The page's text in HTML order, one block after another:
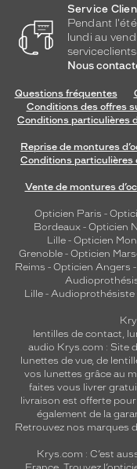
Service
Pendant
lundi au
Nous
Questions fréquentes
Conditions des offres
Conditions particulières
Reprise de montures
Conditions particulières
Vente de montures
Opticien Paris -
Bordeaux- Opticien
Lille - Opticien
Grenoble - Opticien
Reims - Opticien Angers -
Lille- Audioprothésiste
lentilles de contact,
audio Krys.com : Site
lunettes de vue, de
vos lunettes grâce au
faites vous livrer
livraison est offerte
également de la
Retrouvez nos marques
Krys.com : C’est